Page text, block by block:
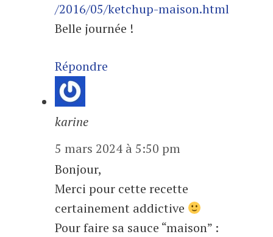
/2016/05/ketchup-maison.html
Belle journée !
Répondre
karine
5 mars 2024 à 5:50 pm
Bonjour,
Merci pour cette recette
certainement addictive
Pour faire sa sauce “maison” :